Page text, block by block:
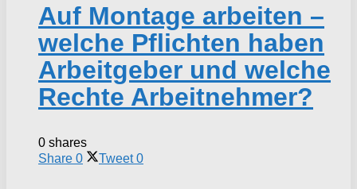
Auf Montage arbeiten –
welche Pflichten haben
Arbeitgeber und welche
Rechte Arbeitnehmer?
0 shares
Share 0 Tweet 0